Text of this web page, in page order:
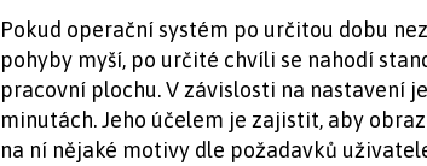
Pokud operační systém po určitou dobu
pohyby myší, po určité chvíli se nahodí
pracovní plochu. V závislosti na nastavení
minutách. Jeho účelem je zajistit, aby
na ní nějaké motivy dle požadavků